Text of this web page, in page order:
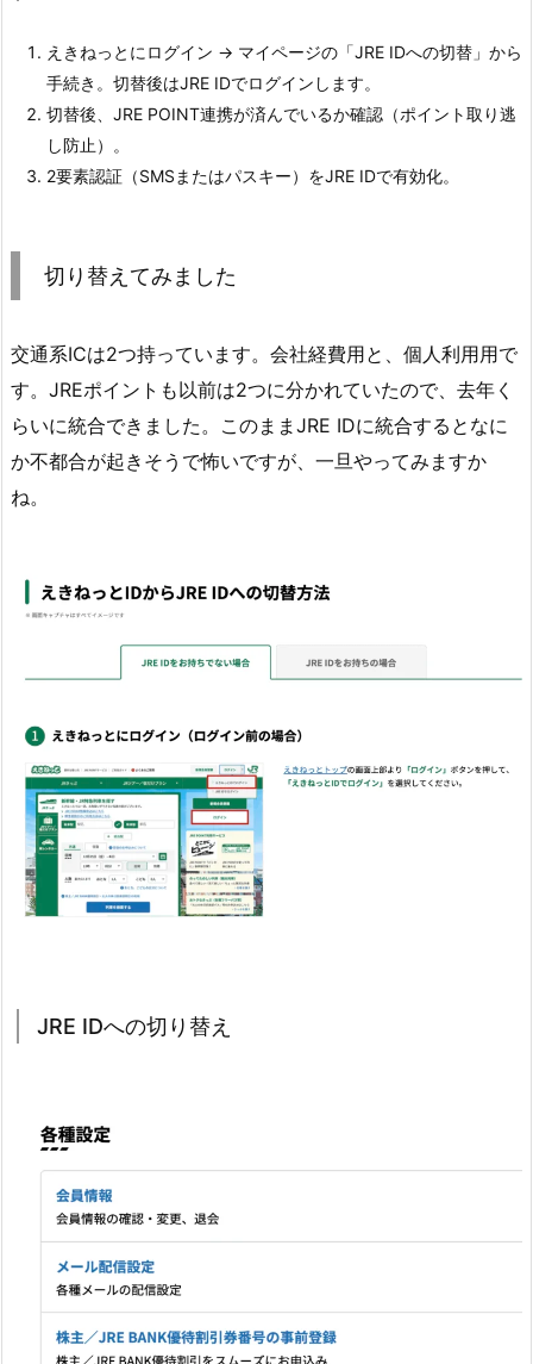
えきねっとにログイン → マイページの「JRE IDへの切替」から
手続き。切替後はJRE IDでログインします。
切替後、JRE POINT連携が済んでいるか確認（ポイント取り逃
し防止）。
2要素認証（SMSまたはパスキー）をJRE IDで有効化。
切り替えてみました
交通系ICは2つ持っています。会社経費用と、個人利用用で
す。JREポイントも以前は2つに分かれていたので、去年く
らいに統合できました。このままJRE IDに統合するとなに
か不都合が起きそうで怖いですが、一旦やってみますか
ね。
JRE IDへの切り替え